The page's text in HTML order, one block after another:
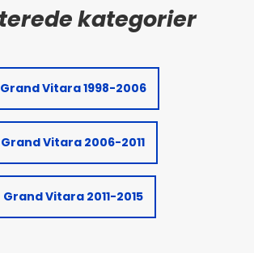
Grand Vitara 1998-2006
Grand Vitara 2006-2011
Grand Vitara 2011-2015